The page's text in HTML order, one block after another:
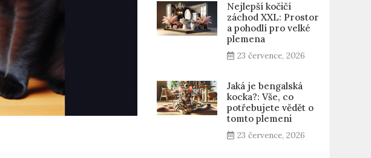
Nejlepší kočičí
záchod XXL: Prostor
a pohodlí pro velké
plemena
23 července, 2026
Jaká je bengalská
kocka?: Vše, co
potřebujete vědět o
tomto plemeni
23 července, 2026